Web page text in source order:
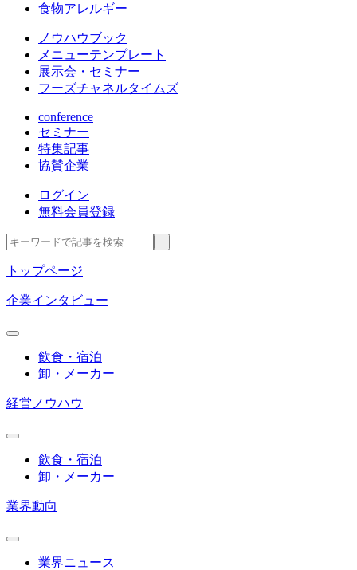
食物アレルギー
ノウハウブック
メニューテンプレート
展示会・セミナー
フーズチャネルタイムズ
conference
セミナー
特集記事
協賛企業
ログイン
無料会員登録
トップページ
企業インタビュー
飲食・宿泊
卸・メーカー
経営ノウハウ
飲食・宿泊
卸・メーカー
業界動向
業界ニュース